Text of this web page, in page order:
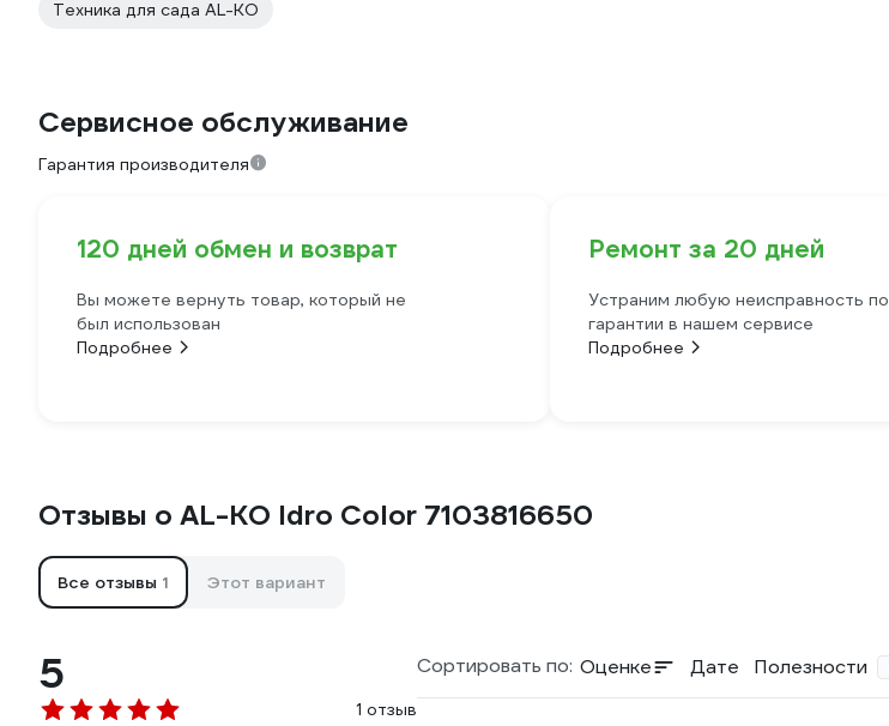
Техника для сада AL-KO
Сервисное обслуживание
Гарантия производителя
120 дней обмен и возврат
Вы можете вернуть товар, который не
был использован
Подробнее
Ремонт за 20 дней
Устраним любую неисправность по
гарантии в нашем сервисе
Подробнее
Отзывы о AL-KO Idro Color 7103816650
Все отзывы 1 Этот вариант
5
1 отзыв
Сортировать по: Оценке Дате Полезности